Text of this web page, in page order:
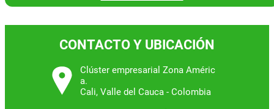
CONTACTO Y UBICACIÓN
Clúster empresarial Zona Améric
a.
Cali, Valle del Cauca - Colombia